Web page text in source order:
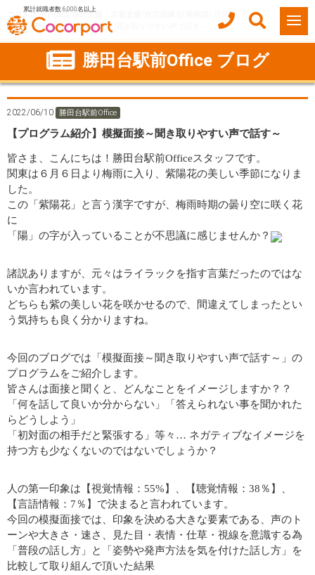
累計就職者数 6,000名以上
ココルポート(就労移行支援・定着支援/自立訓練/計画相談) HOME
【プログラム紹介】模擬面接～聞き取りやすい声で話す～
勝田台駅前Office ブログ
2022/06/10 勝田台駅前Office
【プログラム紹介】模擬面接～聞き取りやすい声で話す～
皆さま、こんにちは！勝田台駅前Officeスタッフです。
関東は６月６日より梅雨に入り、紫陽花の美しい季節になりま
した。
この「紫陽花」と言う漢字ですが、梅雨時期の曇り空に咲く花
に
「陽」の字が入っていることが不思議に感じませんか？
諸説ありますが、元々はライラックを指す言葉だったのではな
いか言われています。
どちらも紫の美しい花を咲かせるので、間違えてしまったとい
う気持ちも良く分かりますね。
今回のブログでは「模擬面接～聞き取りやすい声で話す～」の
プログラムをご紹介します。
皆さんは面接と聞くと、どんなことをイメージしますか？？
「何を話して良いか分からない」「答えられない事を聞かれた
らどうしよう」
「初対面の相手だと緊張する」等々… ネガティブなイメージを
持つ方も少なくないのではないでしょうか？
人の第一印象は【視覚情報：55%】、【聴覚情報：38％】、
【言語情報：7％】で決まると言われています。
今回の模擬面接では、印象を決める大きな要素である、声のト
ーンや大きさ・速さ、見た目・表情・仕草・視線を意識する為
「普段の話し方」と「姿勢や発声方法を気を付けた話し方」を
比較して取り組んで頂いた結果